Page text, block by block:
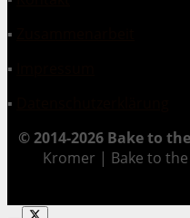
▪
▪
▪
© 2014-2026 Bake to
Kromer | Bake to